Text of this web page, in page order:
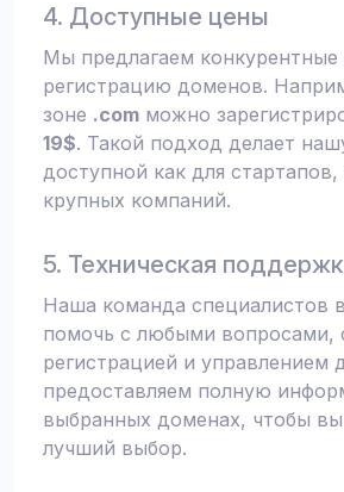
4. Доступные цены
Мы предлагаем
регистрацию доменов.
зоне .com можно
19$. Такой подход делает
доступной как для стартапов,
крупных компаний.
5. Техническая
Наша команда специалистов
помочь с любыми вопросами,
регистрацией и
предоставляем полную
выбранных доменах, чтобы вы
лучший выбор.